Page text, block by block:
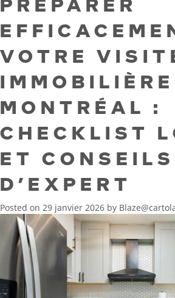
VOTRE
MONTRÉAL :
CHECKLIST
ET CONSEILS
D’EXPERT
Posted on 29 janvier 2026 by